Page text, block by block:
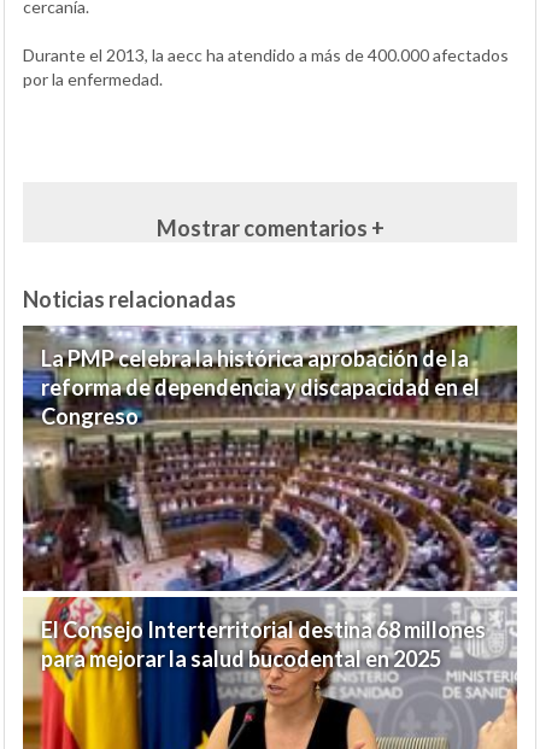
cercanía.
Durante el 2013, la aecc ha atendido a más de 400.000 afectados
por la enfermedad.
Mostrar comentarios +
Noticias relacionadas
La PMP celebra la histórica aprobación de la
reforma de dependencia y discapacidad en el
Congreso
El Consejo Interterritorial destina 68 millones
para mejorar la salud bucodental en 2025